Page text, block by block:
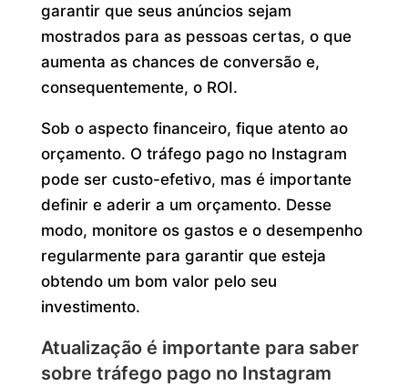
garantir que seus anúncios sejam
mostrados para as pessoas certas, o que
aumenta as chances de conversão e,
consequentemente, o ROI.
Sob o aspecto financeiro, fique atento ao
orçamento. O tráfego pago no Instagram
pode ser custo-efetivo, mas é importante
definir e aderir a um orçamento. Desse
modo, monitore os gastos e o desempenho
regularmente para garantir que esteja
obtendo um bom valor pelo seu
investimento.
Atualização é importante para saber
sobre tráfego pago no Instagram